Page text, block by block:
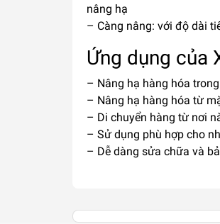
nâng hạ
– Càng nâng: với độ dài
Ứng dụng của
– Nâng hạ hàng hóa
– Nâng hạ hàng hóa từ
– Di chuyển hàng từ nơi
– Sử dụng phù hợp cho
– Dễ dàng sửa chữa và